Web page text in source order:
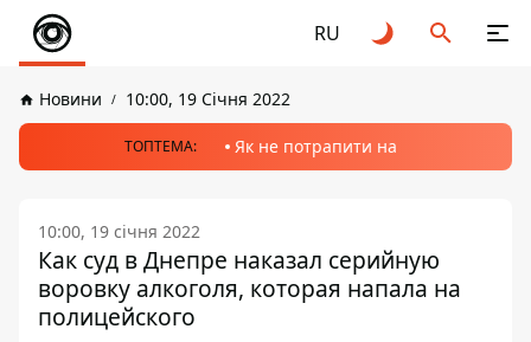
RU
Новини 10:00, 19 Січня 2022
ТОПТЕМА: Як не потрапити на
10:00, 19 січня 2022
Как суд в Днепре наказал серийную
воровку алкоголя, которая напала на
полицейского